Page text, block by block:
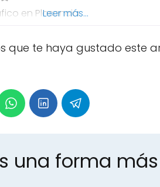
en Plasencia
Leer más...
que te haya gustado este
una forma